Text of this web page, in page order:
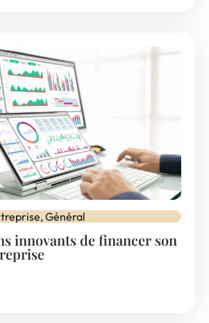
,Général
innovants de financer son